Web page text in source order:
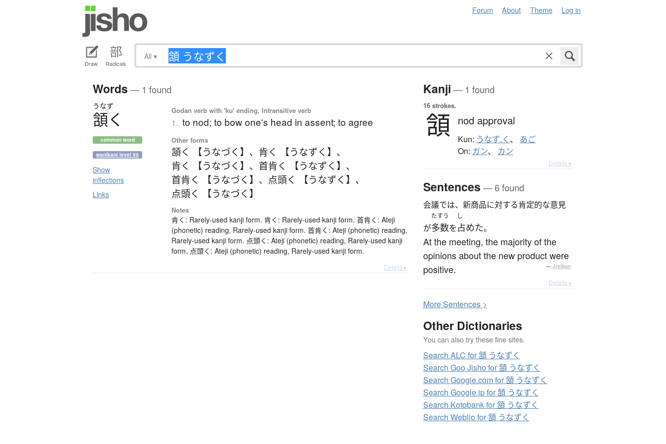
Forum About Theme Log in
Draw Radicals
All ▾
Words — 1 found
うなず
頷く
common word
wanikani level 53
Show
inflections
Links
Godan verb with 'ku' ending, Intransitive verb
1. to nod; to bow one's head in assent; to agree
Other forms
頷く 【うなづく】 、 肯く 【うなずく】 、
肯く 【うなづく】 、 首肯く 【うなずく】 、
首肯く 【うなづく】 、 点頭く 【うなずく】 、
点頭く 【うなづく】
Notes
肯く: Rarely-used kanji form. 肯く: Rarely-used kanji form. 首肯く: Ateji
(phonetic) reading, Rarely-used kanji form. 首肯く: Ateji (phonetic) reading,
Rarely-used kanji form. 点頭く: Ateji (phonetic) reading, Rarely-used kanji
form. 点頭く: Ateji (phonetic) reading, Rarely-used kanji form.
Details ▸
Kanji — 1 found
16 strokes.
頷 nod approval
Kun: うなず.く 、 あご
On: ガン、 カン
Details ▸
Sentences — 6 found
会議では、新商品に対する肯定的な意見
が
たすう
多数を
し
占めた。
At the meeting, the majority of the
opinions about the new product were
positive.
— Jreibun
Details ▸
MoreSentences >
Other Dictionaries
You can also try these fine sites.
Search ALC for 頷 うなずく
Search Goo Jisho for 頷 うなずく
Search Google.com for 頷 うなずく
Search Google.jp for 頷 うなずく
Search Kotobank for 頷 うなずく
Search Weblio for 頷 うなずく